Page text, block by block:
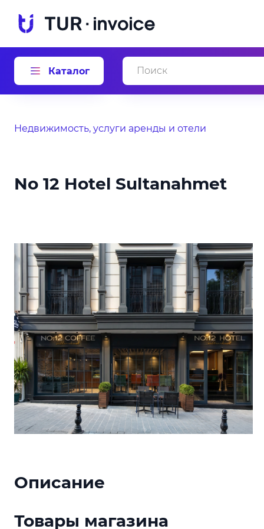
Каталог
Недвижимость, услуги аренды и отели
No 12 Hotel Sultanahmet
Описание
Товары магазина